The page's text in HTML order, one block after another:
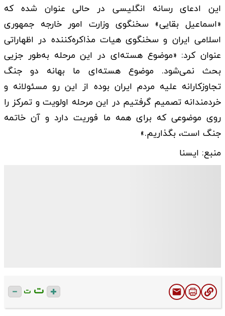
این ادعای رسانه انگلیسی در حالی عنوان شده که
«اسماعیل بقایی» سخنگوی وزارت امور خارجه جمهوری
اسلامی ایران و سخنگوی هیات مذاکره‌کننده در اظهاراتی
عنوان کرد: «موضوع هسته‌ای در این مرحله به‌طور جزیی
بحث نمی‌شود. موضوع هسته‌ای ما بهانه دو جنگ
تجاوزکارانه علیه مردم ایران بوده از این رو مسئولانه و
خردمندانه تصمیم گرفتیم در این مرحله اولویت و تمرکز را
روی موضوعی که برای همه ما فوریت دارد و آن خاتمه
جنگ است، بگذاریم.»
منبع: ایسنا
ت ت